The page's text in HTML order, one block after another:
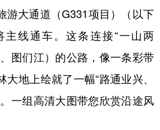
河北 山西
上海 江苏
福建 江西
游大通道（G331项目）（以下
主线通车。这条连接“一山两
图们江）的公路，像一条彩带
地上绘就了一幅“路通业兴、
一组高清大图带您欣赏沿途风